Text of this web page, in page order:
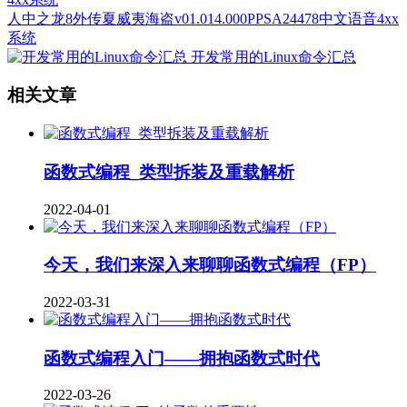
人中之龙8外传夏威夷海盗v01.014.000PPSA24478中文语音4xx
系统
开发常用的Linux命令汇总
相关文章
函数式编程_类型拆装及重载解析
2022-04-01
今天，我们来深入来聊聊函数式编程（FP）
2022-03-31
函数式编程入门——拥抱函数式时代
2022-03-26